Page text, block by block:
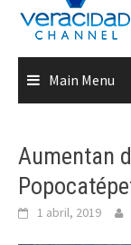
Main Menu
Aumentan
1 abril, 2019